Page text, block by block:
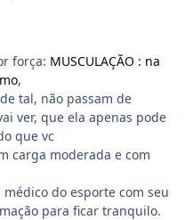
força: MUSCULAÇÃO : na
,
tal, não passam de
ver, que ela apenas pode
que vc
carga moderada e com
do esporte com seu
para ficar tranquilo.